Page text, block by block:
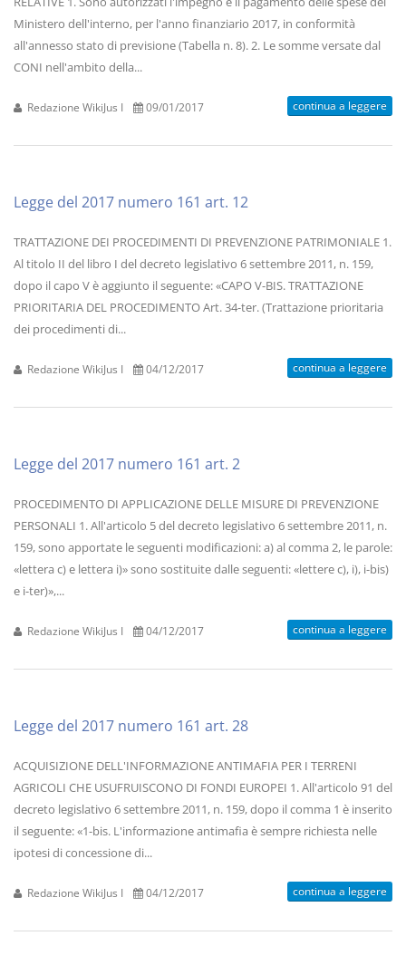
Ministero dell'interno, per l'anno finanziario 2017, in conformità
all'annesso stato di previsione (Tabella n. 8). 2. Le somme versate dal
CONI nell'ambito della...
Redazione WikiJus I 09/01/2017 continua a leggere
Legge del 2017 numero 161 art. 12
TRATTAZIONE DEI PROCEDIMENTI DI PREVENZIONE PATRIMONIALE 1.
Al titolo II del libro I del decreto legislativo 6 settembre 2011, n. 159,
dopo il capo V è aggiunto il seguente: «CAPO V-BIS. TRATTAZIONE
PRIORITARIA DEL PROCEDIMENTO Art. 34-ter. (Trattazione prioritaria
dei procedimenti di...
Redazione WikiJus I 04/12/2017 continua a leggere
Legge del 2017 numero 161 art. 2
PROCEDIMENTO DI APPLICAZIONE DELLE MISURE DI PREVENZIONE
PERSONALI 1. All'articolo 5 del decreto legislativo 6 settembre 2011, n.
159, sono apportate le seguenti modificazioni: a) al comma 2, le parole:
«lettera c) e lettera i)» sono sostituite dalle seguenti: «lettere c), i), i-bis)
e i-ter)»,...
Redazione WikiJus I 04/12/2017 continua a leggere
Legge del 2017 numero 161 art. 28
ACQUISIZIONE DELL'INFORMAZIONE ANTIMAFIA PER I TERRENI
AGRICOLI CHE USUFRUISCONO DI FONDI EUROPEI 1. All'articolo 91 del
decreto legislativo 6 settembre 2011, n. 159, dopo il comma 1 è inserito
il seguente: «1-bis. L'informazione antimafia è sempre richiesta nelle
ipotesi di concessione di...
Redazione WikiJus I 04/12/2017 continua a leggere